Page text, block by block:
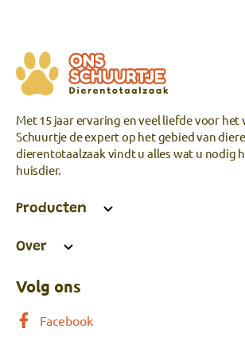
Met 15 jaar ervaring en veel liefde voor het
Schuurtje de expert op het gebied van
dierentotaalzaak vindt u alles wat u nodig
huisdier.
Producten
Over
Volg ons
Facebook